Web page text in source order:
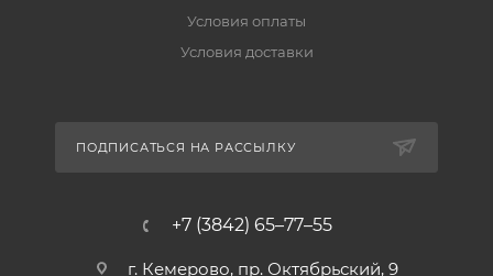
Условия оплаты
Условия доставки
ПОДПИСАТЬСЯ НА РАССЫЛКУ
+7 (3842) 65–77–55
г. Кемерово, пр. Октябрьский, 9